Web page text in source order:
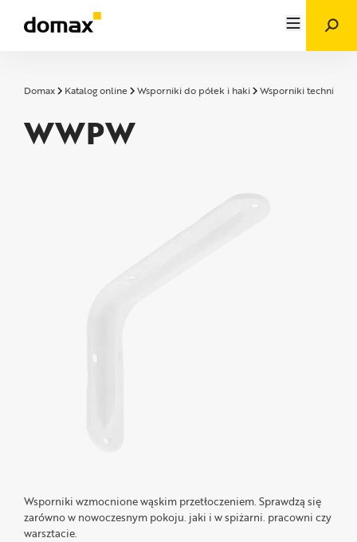
Domax Katalog online Wsporniki do półek i haki Wsporniki techniczne
WWPW
Wsporniki wzmocnione wąskim przetłoczeniem. Sprawdzą się
zarówno w nowoczesnym pokoju. jaki i w spiżarni. pracowni czy
warsztacie.